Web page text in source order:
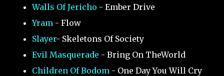
Walls Of Jericho - Ember Drive
Yram - Flow
Slayer- Skeletons Of Society
Evil Masquerade - Bring On TheWorld
Children Of Bodom - One Day You Will Cry